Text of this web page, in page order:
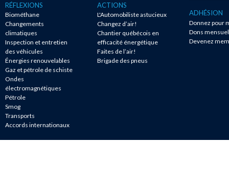
RÉFLEXIONS
Biométhane
Changements
climatiques
Inspection et entretien
des véhicules
Énergies renouvelables
Gaz et pétrole de schiste
Ondes
électromagnétiques
Pétrole
Smog
Transports
Accords internationaux
ACTIONS
L'Automobiliste astucieux
Changez d’air!
Chantier québécois en
efficacité énergétique
Faites de l’air!
Brigade des pneus
ADHÉSION
Donnez pour
Dons
Devenez